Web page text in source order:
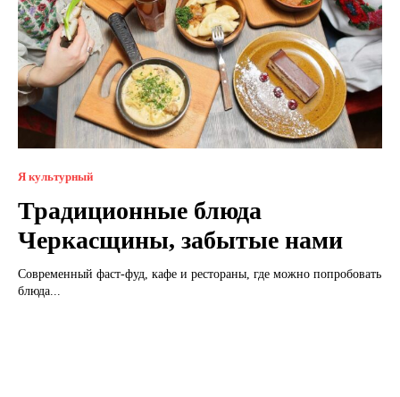
Я культурный
Традиционные блюда
Черкасщины, забытые нами
Современный фаст-фуд, кафе и рестораны, где можно попробовать
блюда...